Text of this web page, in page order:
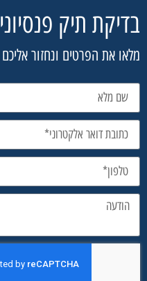
בדיקת תיק
מלאו את הפרטים ונחזור